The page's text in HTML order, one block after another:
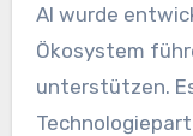
AI wurde
Ökosystem
unterstützen.